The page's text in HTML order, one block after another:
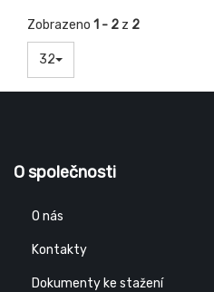
Zobrazeno 1 - 2 z 2
32
O společnosti
O nás
Kontakty
Dokumenty ke stažení